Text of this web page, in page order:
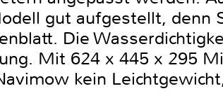
gut aufgestellt, denn
Die
Mit 624 x 445 x 295
kein